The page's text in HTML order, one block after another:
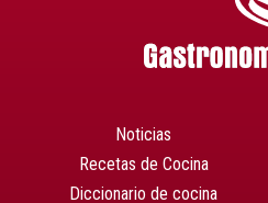
Noticias
Recetas de Cocina
Diccionario de cocina